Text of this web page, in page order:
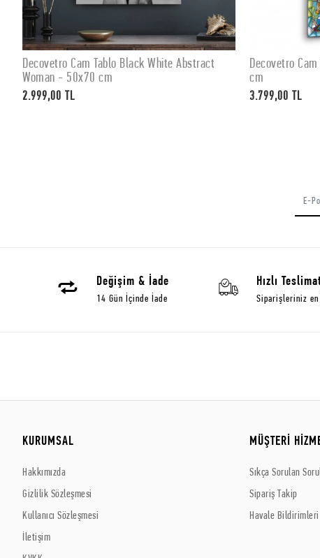
SEPETE EKLE
Decovetro Cam Tablo Black White Abstract
Woman - 50x70 cm
2.999,00 TL
Decovetro
cm
3.799,00 TL
Değişim & İade
14 Gün İçinde İade
Hızlı
Siparişleriniz en
KURUMSAL
Hakkımızda
Gizlilik Sözleşmesi
Kullanıcı Sözleşmesi
İletişim
MÜŞTERİ
Sıkça Sorulan
Sipariş Takip
Havale Bildirimleri